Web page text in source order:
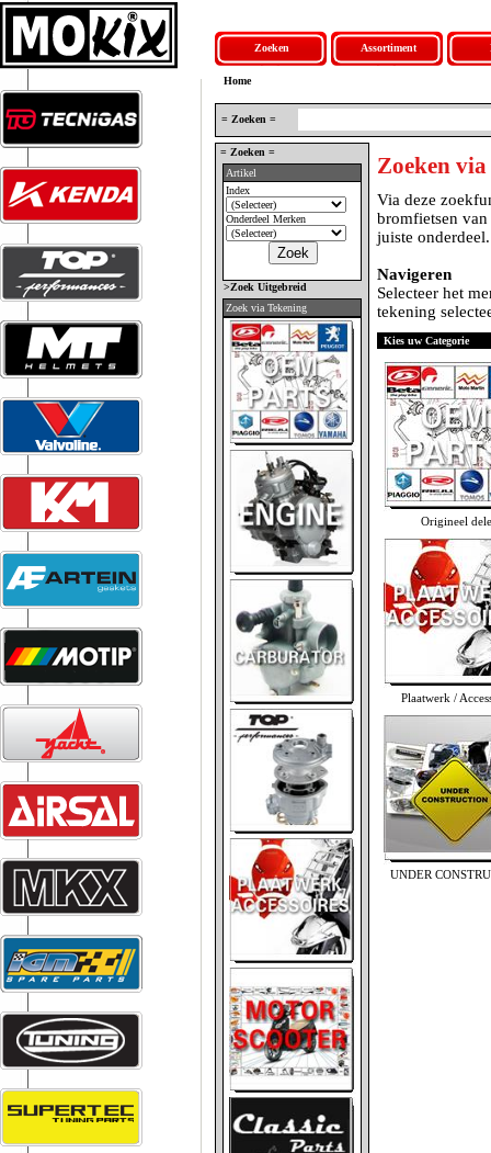
Zoeken Assortiment
Home
= Zoeken =
= Zoeken =
Artikel
Index
Onderdeel Merken
>Zoek Uitgebreid
Zoek via Tekening
Zoeken via
Via deze
bromfietsen
juiste onderdeel.
Navigeren
Selecteer het
tekening
Kies uw Categorie
Origineel
Plaatwerk /
UNDER